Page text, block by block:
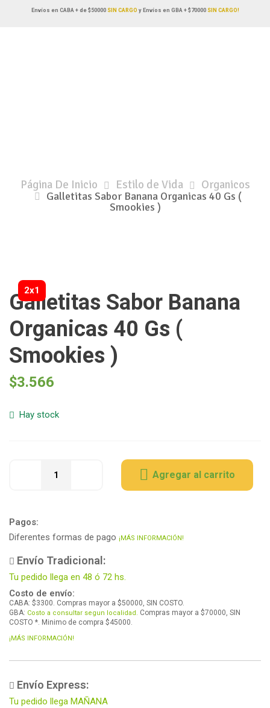
Envíos en CABA + de $50000SIN CARGO y Envíos en GBA + $70000 SIN CARGO!
Página De Inicio Estilo de Vida Organicos
Galletitas Sabor Banana Organicas 40 Gs (
Smookies )
2x1
Galletitas Sabor Banana
Organicas 40 Gs (
Smookies )
$3.566
Hay stock
Agregar al carrito
Pagos:
Diferentes formas de pago ¡MÁS INFORMACIÓN!
Envío Tradicional:
Tu pedido llega en 48 ó 72 hs.
Costo de envío:
CABA: $3300. Compras mayor a $50000, SIN COSTO.
GBA: Costo a consultar segun localidad. Compras mayor a $70000, SIN
COSTO *. Minimo de compra $45000.
¡MÁS INFORMACIÓN!
Envío Express:
Tu pedido llega MAÑANA